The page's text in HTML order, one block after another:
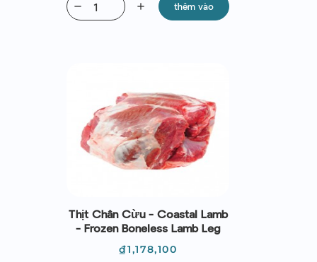
add
remove thêm vào
Thịt Chân Cừu - Coastal Lamb
- Frozen Boneless Lamb Leg
Giá
₫1,178,100